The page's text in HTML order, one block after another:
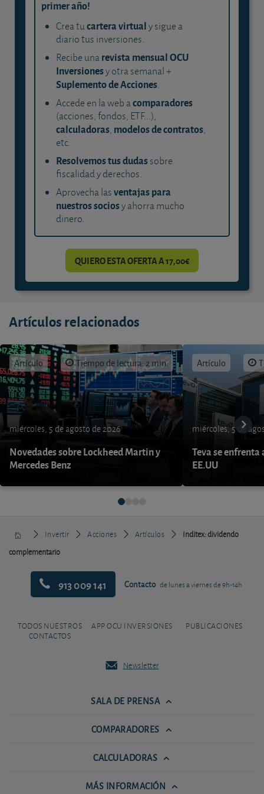
primer año!
Crea tucartera virtualy sigue a
diario tus inversiones.
Recibe unarevista mensual OCU
Inversionesy otra semanal +
Suplemento de Acciones.
Accede en la web acomparadores
(acciones, fondos, ETF...),
calculadoras, modelos de contratos,
etc.
Resolvemos tus dudassobre
fiscalidad y derechos.
Aprovecha lasventajas para
nuestros sociosy ahorra mucho
dinero.
QUIERO ESTA OFERTA A 17,00€
Artículos relacionados
Artículo Tiempo de lectura: 2 min.
miércoles, 5 de agosto de 2026
Novedades sobre Lockheed Martin y
Mercedes Benz
Artículo
miércoles, 5 de
Teva se enfrenta
EE.UU
Invertir Acciones Artículos
Inditex: dividendo
complementario
913 009 141 Contacto de lunes a viernes de 9h-14h
TODOS NUESTROS
CONTACTOS
APP OCU INVERSIONES PUBLICACIONES
Newsletter
SALA DE PRENSA
COMPARADORES
CALCULADORAS
MÁS INFORMACIÓN